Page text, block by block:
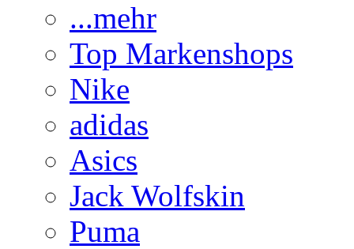
...mehr
Top Markenshops
Nike
adidas
Asics
Jack Wolfskin
Puma